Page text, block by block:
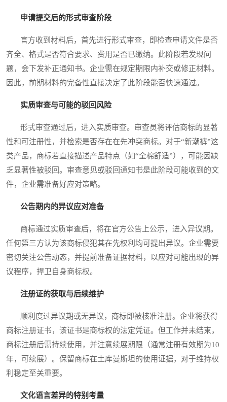
申请提交后的形式审查阶段
官方收到材料后，首先进行形式审查，即检查申请文件是否
齐全、格式是否符合要求、费用是否已缴纳。此阶段若发现问
题，会下发补正通知书。企业需在规定期限内补交或修正材料。
因此，前期材料的完备性直接决定了此阶段能否快速通过。
实质审查与可能的驳回风险
形式审查通过后，进入实质审查。审查员将评估商标的显著
性和可注册性，并检索是否存在在先冲突商标。对于“新潮裤”这
类产品，商标若直接描述产品特点（如“全棉舒适”），可能因缺
乏显著性被驳回。审查意见或驳回通知书是此阶段可能收到的文
件，企业需准备好应对策略。
公告期内的异议应对准备
商标通过实质审查后，将在官方公告上公示，进入异议期。
任何第三方认为该商标侵犯其在先权利均可提出异议。企业需要
密切关注公告动态，并提前准备证据材料，以应对可能出现的异
议程序，捍卫自身商标权。
注册证的获取与后续维护
顺利度过异议期或无异议，商标即被核准注册。企业将获得
商标注册证书，该证书是商标权的法定凭证。但工作并未结束，
商标注册后需持续使用，并注意续展期限（通常注册有效期为10
年，可续展）。保留商标在土库曼斯坦的使用证据，对于维持权
利稳定至关重要。
文化语言差异的特别考量